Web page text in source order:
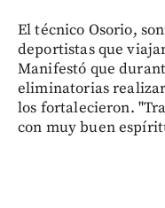
El técnico Osorio,
deportistas que
Manifestó que
eliminatorias
los fortalecieron.
con muy buen